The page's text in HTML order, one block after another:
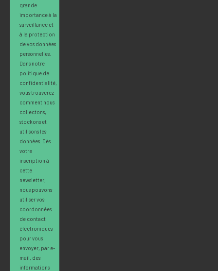
grande
importance à la
surveillance et
à la protection
de vos données
personnelles.
Dans notre
politique de
confidentialité,
vous trouverez
comment nous
collectons,
stockons et
utilisons les
données. Dès
votre
inscription à
cette
newsletter,
nous pouvons
utiliser vos
coordonnées
de contact
électroniques
pour vous
envoyer, par e-
mail, des
informations